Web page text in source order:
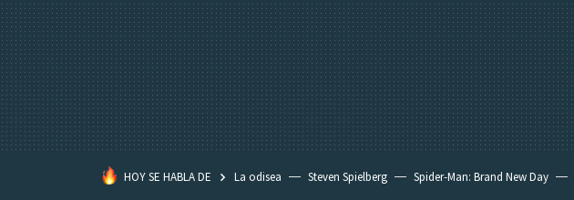
HOY SE HABLA DE La odisea Steven Spielberg Spider-Man: Brand New Day